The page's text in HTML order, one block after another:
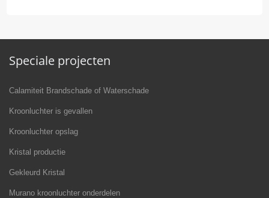
Speciale projecten
Calamiteit Brandschade of Waterschade
Kroonluchter is gevallen
Kroonluchter opslag
Kristal productie
Gekleurd Kristal
Murano kroonluchter onderdelen